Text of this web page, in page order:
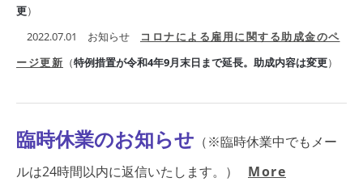
更）
​ 2022.07.01 お知らせ
コロナによる雇用に関する助成金のペ
ージ更新 （特例措置が令和4年9月末日まで延長。助成内容は変更）
臨時休業のお知らせ （※臨時休業中でもメー
ルは24時間以内に返信いたします。） More